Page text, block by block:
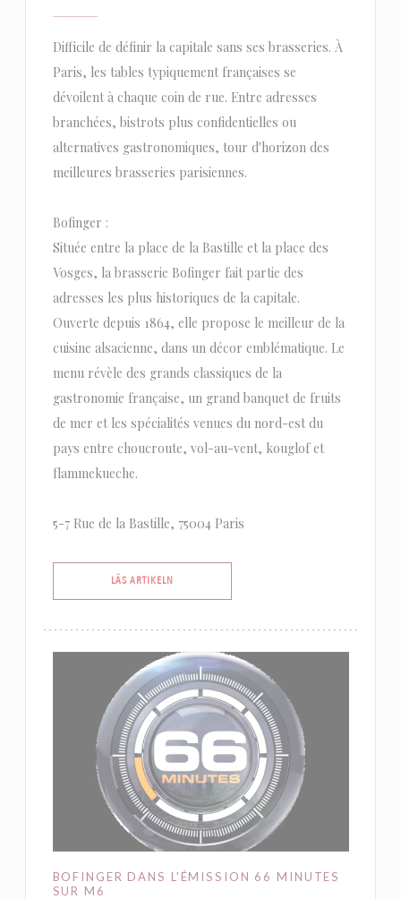
Difficile de définir la capitale sans ses brasseries. À
Paris, les tables typiquement françaises se
dévoilent à chaque coin de rue. Entre adresses
branchées, bistrots plus confidentielles ou
alternatives gastronomiques, tour d'horizon des
meilleures brasseries parisiennes.
Bofinger :
Située entre la place de la Bastille et la place des
Vosges, la brasserie Bofinger fait partie des
adresses les plus historiques de la capitale.
Ouverte depuis 1864, elle propose le meilleur de la
cuisine alsacienne, dans un décor emblématique. Le
menu révèle des grands classiques de la
gastronomie française, un grand banquet de fruits
de mer et les spécialités venues du nord-est du
pays entre choucroute, vol-au-vent, kouglof et
flammekueche.
5-7 Rue de la Bastille, 75004 Paris
LÄS ARTIKELN
BOFINGER DANS L'ÉMISSION 66 MINUTES
SUR M6